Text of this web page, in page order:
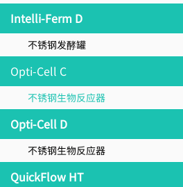
Intelli-Ferm D
不锈钢发酵罐
Opti-Cell C
不锈钢生物反应器
Opti-Cell D
不锈钢生物反应器
QuickFlow HT